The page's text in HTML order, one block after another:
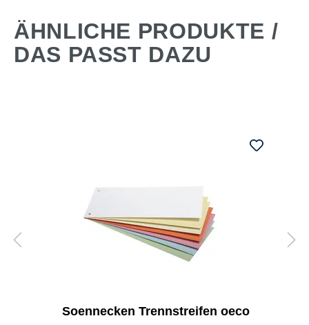
ÄHNLICHE PRODUKTE /
DAS PASST DAZU
Soennecken Trennstreifen oeco